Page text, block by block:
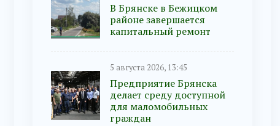
В Брянске в Бежицком
районе завершается
капитальный ремонт
5 августа 2026, 13:45
Предприятие Брянска
делает среду доступной
для маломобильных
граждан